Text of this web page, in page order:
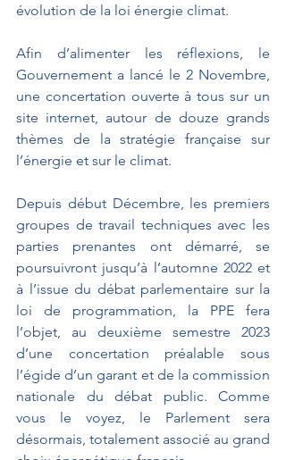
évolution de la loi énergie climat.
Afin d’alimenter les réflexions, le
Gouvernement a lancé le 2 Novembre,
une concertation ouverte à tous sur un
site internet, autour de douze grands
thèmes de la stratégie française sur
l’énergie et sur le climat.
Depuis début Décembre, les premiers
groupes de travail techniques avec les
parties prenantes ont démarré, se
poursuivront jusqu’à l’automne 2022 et
à l’issue du débat parlementaire sur la
loi de programmation, la PPE fera
l’objet, au deuxième semestre 2023
d’une concertation préalable sous
l’égide d’un garant et de la commission
nationale du débat public. Comme
vous le voyez, le Parlement sera
désormais, totalement associé au grand